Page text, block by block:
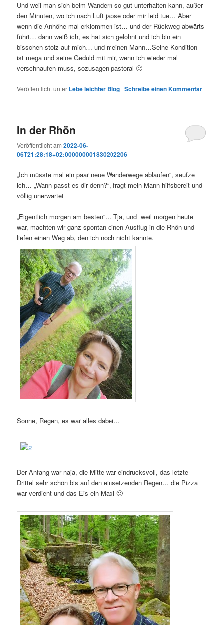
Und weil man sich beim Wandern so gut unterhalten kann, außer
den Minuten, wo ich nach Luft japse oder mir leid tue… Aber
wenn die Anhöhe mal erklommen ist… und der Rückweg abwärts
führt… dann weiß ich, es hat sich gelohnt und ich bin ein
bisschen stolz auf mich… und meinen Mann…Seine Kondition
ist mega und seine Geduld mit mir, wenn ich wieder mal
verschnaufen muss, sozusagen pastoral 🙂
Veröffentlicht unter Lebe leichter Blog |Schreibe einen Kommentar
In der Rhön
Veröffentlicht am2022-06-
06T21:28:18+02:000000001830202206
„Ich müsste mal ein paar neue Wanderwege ablaufen“, seufze
ich… „Wann passt es dir denn?“, fragt mein Mann hilfsbereit und
völlig unerwartet
„Eigentlich morgen am besten“… Tja, und weil morgen heute
war, machten wir ganz spontan einen Ausflug in die Rhön und
liefen einen Weg ab, den ich noch nicht kannte.
Sonne, Regen, es war alles dabei…
Der Anfang war naja, die Mitte war eindrucksvoll, das letzte
Drittel sehr schön bis auf den einsetzenden Regen… die Pizza
war verdient und das Eis ein Maxi 🙂